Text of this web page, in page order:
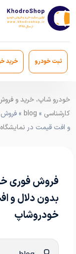
ثبت خودرو خرید
کارشناسی »
blog » فروش
و افت قیمت در
فروش فوری
بدون دلال و
خودروشاپ